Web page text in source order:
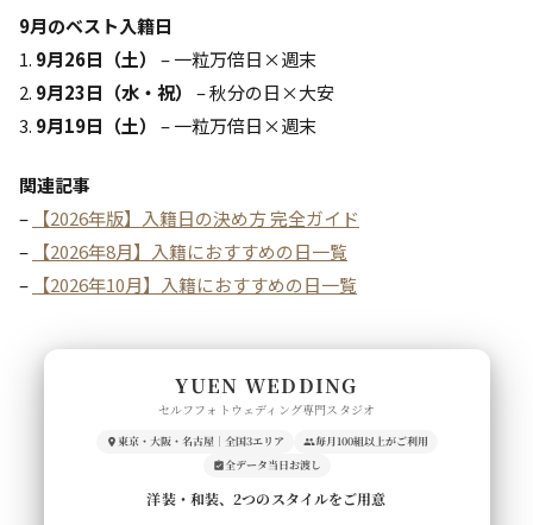
9月のベスト入籍日
1. 9月26日（土）
– 一粒万倍日×週末
2. 9月23日（水・祝）
– 秋分の日×大安
3. 9月19日（土） – 一粒万倍日×週末
関連記事
–
【2026年版】入籍日の決め方 完全ガイド
–
【2026年8月】入籍におすすめの日一覧
–
【2026年10月】入籍におすすめの日一覧
YUEN WEDDING
セルフフォトウェディング専門スタジオ
東京・大阪・名古屋｜全国3エリア
毎月100組以上がご利用
全データ当日お渡し
洋装・和装、2つのスタイルをご用意